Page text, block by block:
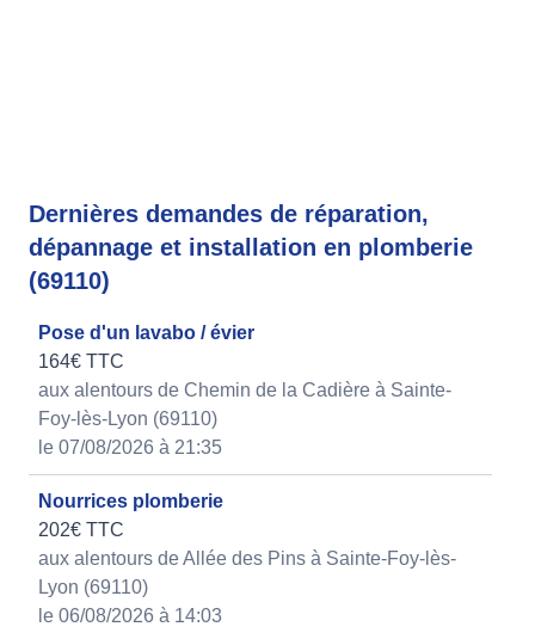
Dernières demandes de réparation,
dépannage et installation en plomberie
(69110)
Pose d'un lavabo / évier
164€ TTC
aux alentours de Chemin de la Cadière à Sainte-
Foy-lès-Lyon (69110)
le 07/08/2026 à 21:35
Nourrices plomberie
202€ TTC
aux alentours de Allée des Pins à Sainte-Foy-lès-
Lyon (69110)
le 06/08/2026 à 14:03